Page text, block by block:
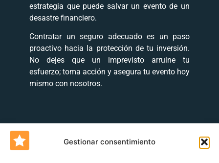
Gestionar consentimiento
estrategia que puede salvar un evento de un
desastre financiero.
Contratar un seguro adecuado es un paso
proactivo hacia la protección de tu inversión.
No dejes que un imprevisto arruine tu
esfuerzo; toma acción y asegura tu evento hoy
mismo con nosotros.